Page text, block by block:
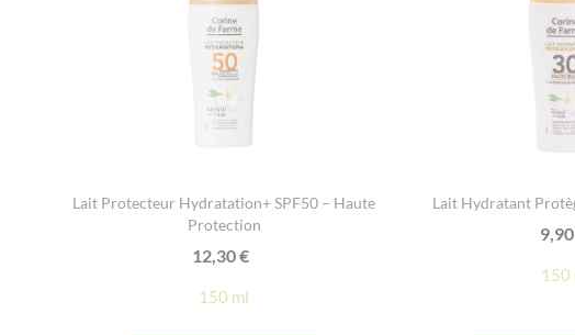
Lait Protecteur Hydratation+ SPF50 – Haute
Protection
12,30€
150 ml
Lait Hydratant
9,90
150